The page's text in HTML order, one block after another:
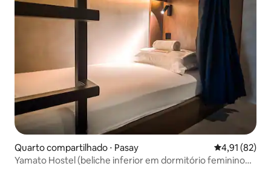
Quarto compartilhado ⋅ Pasay 4,91 de uma
4,91 (82)
Yamato Hostel (beliche inferior em dormitório feminino